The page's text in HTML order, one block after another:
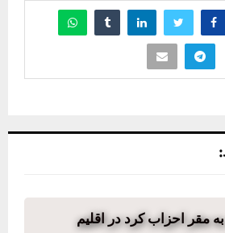
مقر احزاب کرد در اقلیم